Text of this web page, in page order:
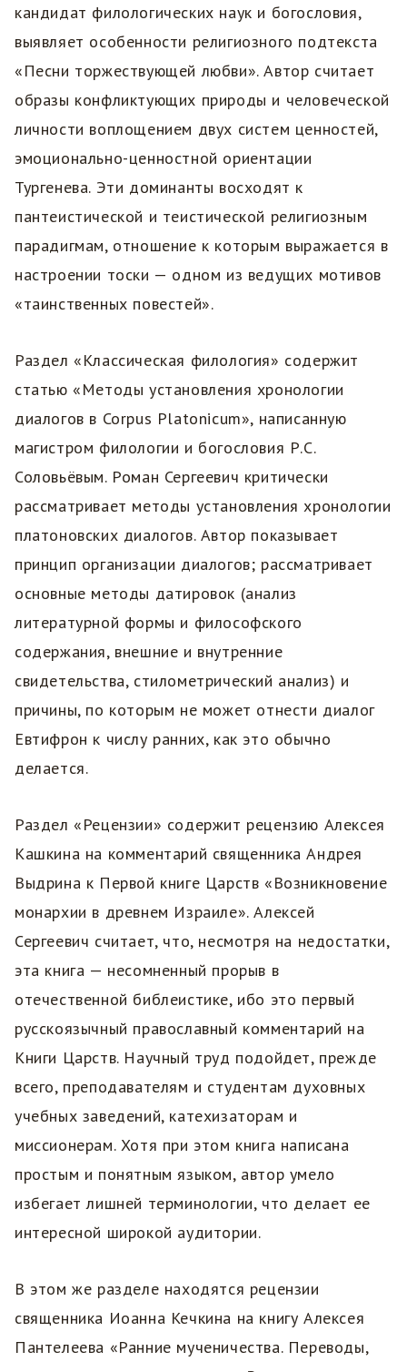
кандидат филологических наук и богословия,
выявляет особенности религиозного подтекста
«Песни торжествующей любви». Автор считает
образы конфликтующих природы и человеческой
личности воплощением двух систем ценностей,
эмоционально-ценностной ориентации
Тургенева. Эти доминанты восходят к
пантеистической и теистической религиозным
парадигмам, отношение к которым выражается в
настроении тоски — одном из ведущих мотивов
«таинственных повестей».
Раздел «Классическая филология» содержит
статью «Методы установления хронологии
диалогов в Corpus Platonicum», написанную
магистром филологии и богословия Р.С.
Соловьёвым. Роман Сергеевич критически
рассматривает методы установления хронологии
платоновских диалогов. Автор показывает
принцип организации диалогов; рассматривает
основные методы датировок (анализ
литературной формы и философского
содержания, внешние и внутренние
свидетельства, стилометрический анализ) и
причины, по которым не может отнести диалог
Евтифрон к числу ранних, как это обычно
делается.
Раздел «Рецензии» содержит рецензию Алексея
Кашкина на комментарий священника Андрея
Выдрина к Первой книге Царств «Возникновение
монархии в древнем Израиле». Алексей
Сергеевич считает, что, несмотря на недостатки,
эта книга — несомненный прорыв в
отечественной библеистике, ибо это первый
русскоязычный православный комментарий на
Книги Царств. Научный труд подойдет, прежде
всего, преподавателям и студентам духовных
учебных заведений, катехизаторам и
миссионерам. Хотя при этом книга написана
простым и понятным языком, автор умело
избегает лишней терминологии, что делает ее
интересной широкой аудитории.
В этом же разделе находятся рецензии
священника Иоанна Кечкина на книгу Алексея
Пантелеева «Ранние мученичества. Переводы,